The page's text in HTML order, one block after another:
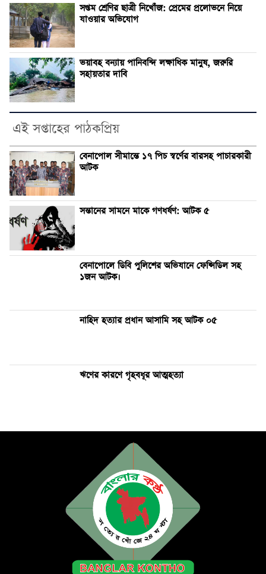
সপ্তম শ্রেণির ছাত্রী নিখোঁজ: প্রেমের প্রলোভনে নিয়ে
যাওয়ার অভিযোগ
ভয়াবহ বন্যায় পানিবন্দি লক্ষাধিক মানুষ, জরুরি
সহায়তার দাবি
এই সপ্তাহের পাঠকপ্রিয়
বেনাপোল সীমান্তে ১৭ পিচ স্বর্ণের বারসহ পাচারকারী
আটক
সন্তানের সামনে মাকে গণধর্ষণ: আটক ৫
বেনাপোলে ডিবি পুলিশের অভিযানে ফেন্সিডিল সহ
১জন আটক।
নাহিদ হত্যার প্রধান আসামি সহ আটক ০৫
ঋণের কারণে গৃহবধূর আত্মহত্যা